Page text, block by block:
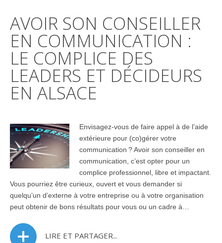
AVOIR SON CONSEILLER
EN COMMUNICATION :
LE COMPLICE DES
LEADERS ET DÉCIDEURS
EN ALSACE
Envisagez-vous de faire appel à de l’aide
extérieure pour (co)gérer votre
communication ? Avoir son conseiller en
communication, c’est opter pour un
complice professionnel, libre et impactant.
Vous pourriez être curieux, ouvert et vous demander si
quelqu’un d’externe à votre entreprise ou à votre organisation
peut obtenir de bons résultats pour vous ou un cadre à…
LIRE ET PARTAGER...